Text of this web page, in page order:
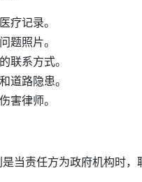
疗记录。
题照片。
联系方式。
道路隐患。
害律师。
责任方为政府机构时，